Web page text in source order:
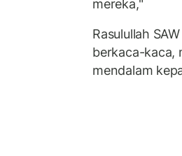
mereka,"
Rasulullah
berkaca-kaca,
mendalam